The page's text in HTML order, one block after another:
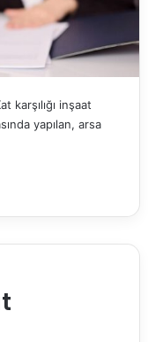
karşılığı inşaat
yapılan, arsa